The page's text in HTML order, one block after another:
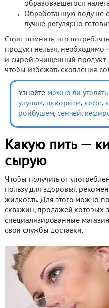
образовавшегося
Обработанную воду не
лучше регулярно
Стоит помнить, что
продукт нельзя, необходимо
и сырой очищенный
чтобы избежать скопления
Узнайте можно ли
улуном, цикорием, кофе,
ройбушем, сенчей,
Какую пить —
сырую
Чтобы получить от
пользу для здоровья,
жидкость. Для этого можно
скважин, продажей которых
специализированные
свои службы доставки.